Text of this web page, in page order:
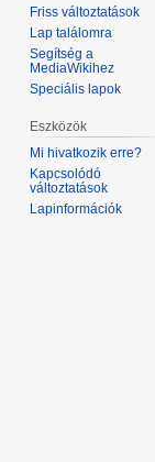
Friss változtatások
Lap találomra
Segítség a
MediaWikihez
Speciális lapok
Eszközök
Mi hivatkozik erre?
Kapcsolódó
változtatások
Lapinformációk